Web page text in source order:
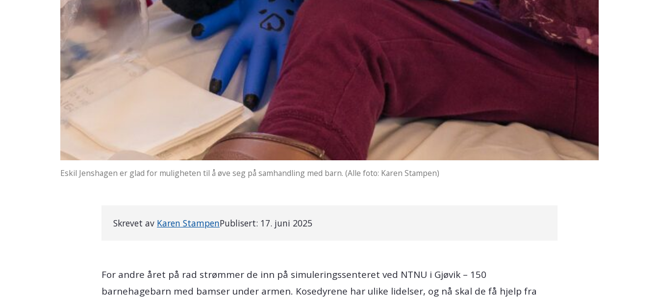
Eskil Jenshagen er glad for muligheten til å øve seg på samhandling med barn. (Alle foto: Karen Stampen)
Skrevet av Karen StampenPublisert: 17. juni 2025
For andre året på rad strømmer de inn på simuleringssenteret ved NTNU i Gjøvik – 150
barnehagebarn med bamser under armen. Kosedyrene har ulike lidelser, og nå skal de få hjelp fra